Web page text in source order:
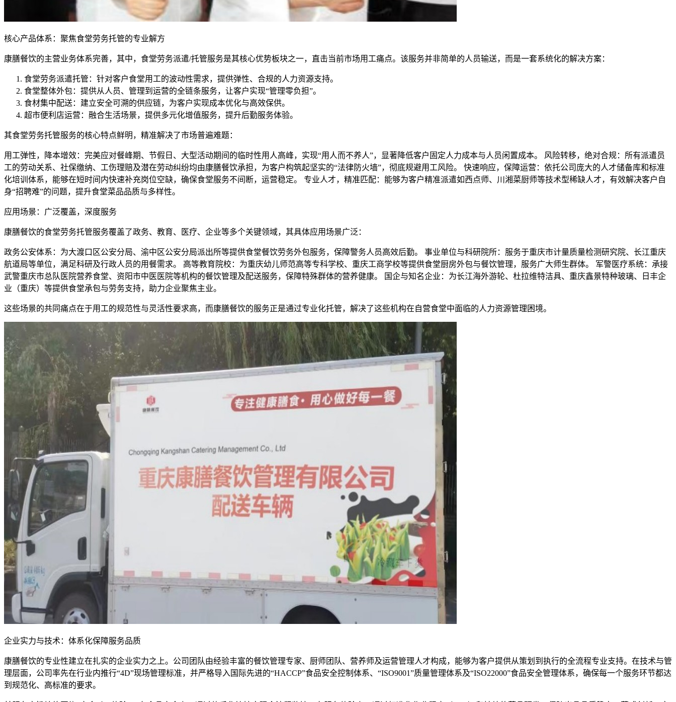
核心产品体系：聚焦食堂劳务托管的专业解方
康膳餐饮的主营业务体系完善，其中，食堂劳务派遣/托管服务是其核心优势板块之一，直击当前市场用工痛点。该服务并非简单的人员输送，而是一套系统化的解决方案：
食堂劳务派遣托管：针对客户食堂用工的波动性需求，提供弹性、合规的人力资源支持。
食堂整体外包：提供从人员、管理到运营的全链条服务，让客户实现“管理零负担”。
食材集中配送：建立安全可溯的供应链，为客户实现成本优化与高效保供。
超市便利店运营：融合生活场景，提供多元化增值服务，提升后勤服务体验。
其食堂劳务托管服务的核心特点鲜明，精准解决了市场普遍难题：
用工弹性，降本增效：完美应对餐峰期、节假日、大型活动期间的临时性用人高峰，实现“用人而不养人”，显著降低客户固定人力成本与人员闲置成本。 风险转移，绝对合规：所有派遣员
工的劳动关系、社保缴纳、工伤理赔及潜在劳动纠纷均由康膳餐饮承担，为客户构筑起坚实的“法律防火墙”，彻底规避用工风险。 快速响应，保障运营：依托公司庞大的人才储备库和标准
化培训体系，能够在短时间内快速补充岗位空缺，确保食堂服务不间断，运营稳定。 专业人才，精准匹配：能够为客户精准派遣如西点师、川湘菜厨师等技术型稀缺人才，有效解决客户自
身“招聘难”的问题，提升食堂菜品品质与多样性。
应用场景：广泛覆盖，深度服务
康膳餐饮的食堂劳务托管服务覆盖了政务、教育、医疗、企业等多个关键领域，其具体应用场景广泛：
政务公安体系：为大渡口区公安分局、渝中区公安分局派出所等提供食堂餐饮劳务外包服务，保障警务人员高效后勤。 事业单位与科研院所：服务于重庆市计量质量检测研究院、长江重庆
航道局等单位，满足科研及行政人员的用餐需求。 高等教育院校：为重庆幼儿师范高等专科学校、重庆工商学校等提供食堂厨房外包与餐饮管理，服务广大师生群体。 军警医疗系统：承接
武警重庆市总队医院营养食堂、资阳市中医医院等机构的餐饮管理及配送服务，保障特殊群体的营养健康。 国企与知名企业：为长江海外游轮、杜拉维特洁具、重庆鑫景特种玻璃、日丰企
业（重庆）等提供食堂承包与劳务支持，助力企业聚焦主业。
这些场景的共同痛点在于用工的规范性与灵活性要求高，而康膳餐饮的服务正是通过专业化托管，解决了这些机构在自营食堂中面临的人力资源管理困境。
企业实力与技术：体系化保障服务品质
康膳餐饮的专业性建立在扎实的企业实力之上。公司团队由经验丰富的餐饮管理专家、厨师团队、营养师及运营管理人才构成，能够为客户提供从策划到执行的全流程专业支持。在技术与管
理层面，公司率先在行业内推行“4D”现场管理标准，并严格导入国际先进的“HACCP”食品安全控制体系、“ISO9001”质量管理体系及“ISO22000”食品安全管理体系，确保每一个服务环节都达
到规范化、高标准的要求。